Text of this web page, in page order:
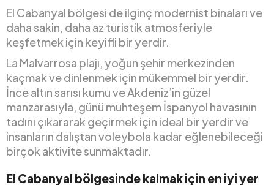
El Cabanyal bölgesi de ilginç modernist binaları ve
daha sakin, daha az turistik atmosferiyle
keşfetmek için keyifli bir yerdir.
La Malvarrosa plajı, yoğun şehir merkezinden
kaçmak ve dinlenmek için mükemmel bir yerdir.
İnce altın sarısı kumu ve Akdeniz’in güzel
manzarasıyla, günü muhteşem İspanyol havasının
tadını çıkararak geçirmek için ideal bir yerdir ve
insanların dalıştan voleybola kadar eğlenebileceği
birçok aktivite sunmaktadır.
El Cabanyal bölgesinde kalmak için en iyi yer